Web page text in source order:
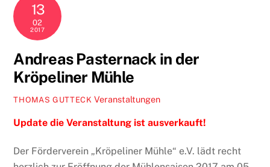
13
02
2017
Andreas Pasternack in der
Kröpeliner Mühle
THOMAS GUTTECK Veranstaltungen
Update die Veranstaltung ist ausverkauft!
Der Förderverein „Kröpeliner Mühle“ e.V. lädt recht